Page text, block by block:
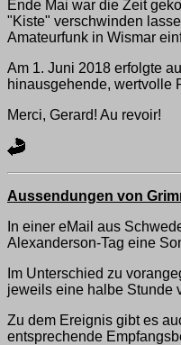
Ende Mai war die Zeit
"Kiste" verschwinden
Amateurfunk in Wismar
Am 1. Juni 2018 erfolgte
hinausgehende, wertvolle
Merci, Gerard! Au revoir!
Aussendungen von
In einer eMail aus
Alexanderson-Tag eine
Im Unterschied zu
jeweils eine halbe Stunde
Zu dem Ereignis gibt es
entsprechende